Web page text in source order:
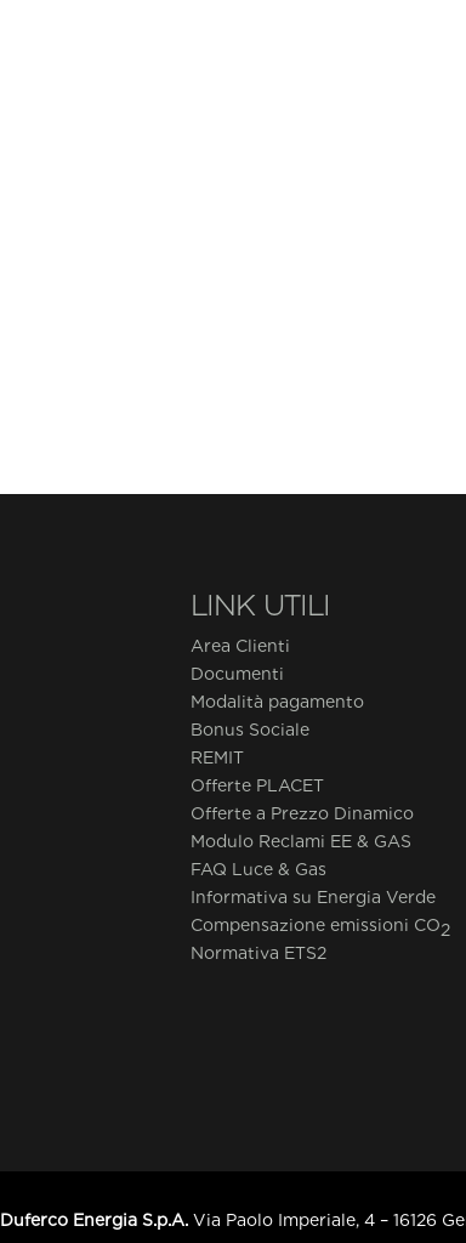
LINK UTILI
Area Clienti
Documenti
Modalità pagamento
Bonus Sociale
REMIT
Offerte PLACET
Offerte a Prezzo Dinamico
Modulo Reclami EE & GAS
FAQ Luce & Gas
Informativa su Energia Verde
Compensazione emissioni CO2
Normativa ETS2
Duferco Energia S.p.A. Via Paolo Imperiale, 4 – 16126